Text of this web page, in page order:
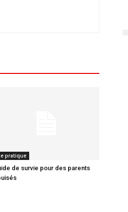
pratique
de survie pour des parents